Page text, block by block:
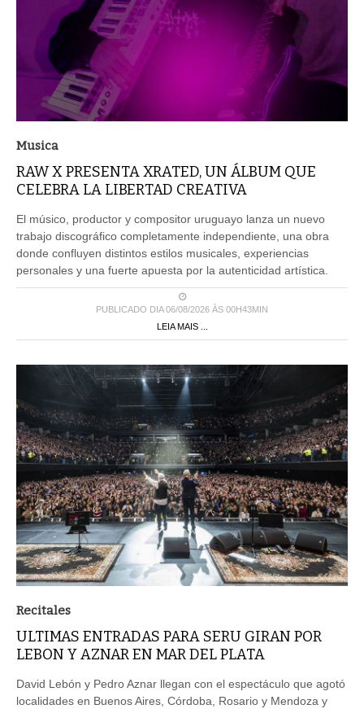
Musica
RAW X PRESENTA XRATED, UN ÁLBUM QUE
CELEBRA LA LIBERTAD CREATIVA
El músico, productor y compositor uruguayo lanza un nuevo
trabajo discográfico completamente independiente, una obra
donde confluyen distintos estilos musicales, experiencias
personales y una fuerte apuesta por la autenticidad artística.
PUBLICADO DIA 06/08/2026 ÀS 00H43MIN
LEIA MAIS ...
Recitales
ULTIMAS ENTRADAS PARA SERU GIRAN POR
LEBON Y AZNAR EN MAR DEL PLATA
David Lebón y Pedro Aznar llegan con el espectáculo que agotó
localidades en Buenos Aires, Córdoba, Rosario y Mendoza y